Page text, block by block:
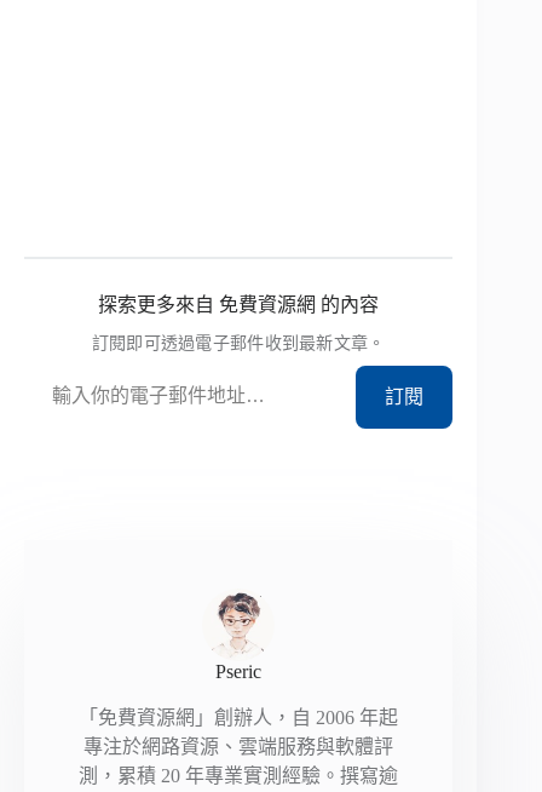
探索更多來自 免費資源網 的內容
訂閱即可透過電子郵件收到最新文章。
訂閱
Pseric
「免費資源網」創辦人，自 2006 年起
專注於網路資源、雲端服務與軟體評
測，累積 20 年專業實測經驗。撰寫逾